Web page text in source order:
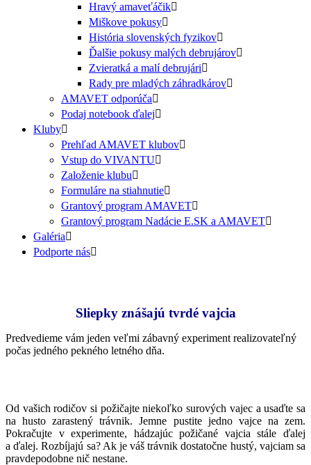
Hravý amaveťáčik
Miškove pokusy
História slovenských fyzikov
Ďalšie pokusy malých debrujárov
Zvieratká a malí debrujári
Rady pre mladých záhradkárov
AMAVET odporúča
Podaj notebook ďalej
Kluby
Prehľad AMAVET klubov
Vstup do VIVANTU
Založenie klubu
Formuláre na stiahnutie
Grantový program AMAVET
Grantový program Nadácie E.SK a AMAVET
Galéria
Podporte nás
Sliepky znášajú tvrdé vajcia
Predvedieme vám jeden veľmi zábavný experiment realizovateľný
počas jedného pekného letného dňa.
Od vašich rodičov si požičajte niekoľko surových vajec a usaďte sa
na husto zarastený trávnik. Jemne pustite jedno vajce na zem.
Pokračujte v experimente, hádzajúc požičané vajcia stále ďalej
a ďalej. Rozbíjajú sa? Ak je váš trávnik dostatočne hustý, vajciam sa
pravdepodobne nič nestane.